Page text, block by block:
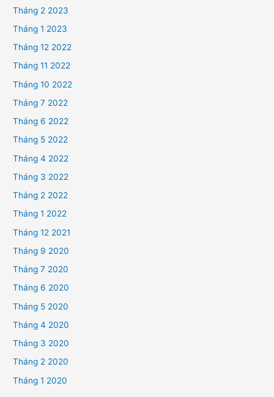
Tháng 2 2023
Tháng 1 2023
Tháng 12 2022
Tháng 11 2022
Tháng 10 2022
Tháng 7 2022
Tháng 6 2022
Tháng 5 2022
Tháng 4 2022
Tháng 3 2022
Tháng 2 2022
Tháng 1 2022
Tháng 12 2021
Tháng 9 2020
Tháng 7 2020
Tháng 6 2020
Tháng 5 2020
Tháng 4 2020
Tháng 3 2020
Tháng 2 2020
Tháng 1 2020